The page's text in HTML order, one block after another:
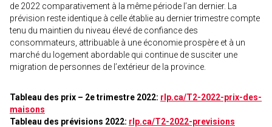
de 2022 comparativement à la même période l’an dernier. La
prévision reste identique à celle établie au dernier trimestre compte
tenu du maintien du niveau élevé de confiance des
consommateurs, attribuable à une économie prospère et à un
marché du logement abordable qui continue de susciter une
migration de personnes de l’extérieur de la province.
Tableau des prix – 2e trimestre 2022: rlp.ca/T2-2022-prix-des-
maisons
Tableau des prévisions 2022: rlp.ca/T2-2022-previsions